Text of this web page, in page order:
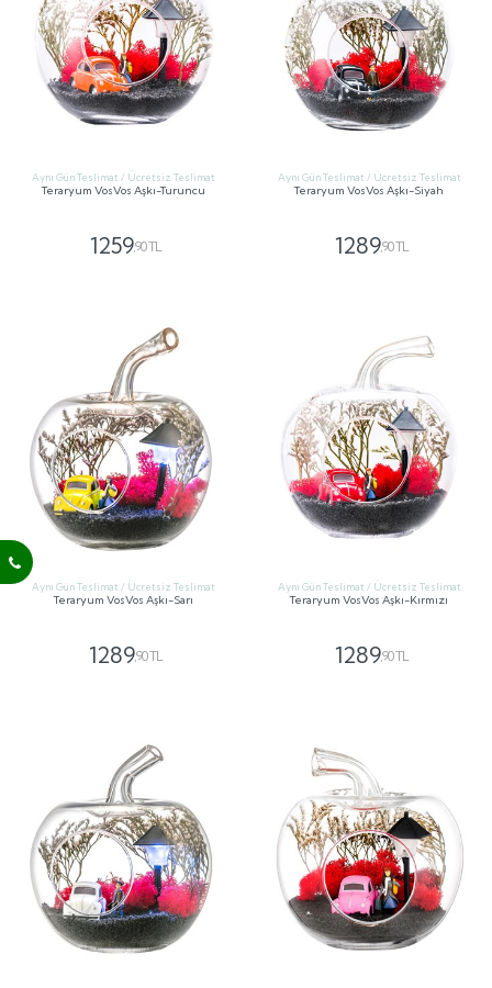
Aynı Gün Teslimat / Ücretsiz Teslimat
Teraryum VosVos Aşkı-Turuncu
1259,90 TL
Aynı Gün Teslimat / Ücretsiz Teslimat
Teraryum VosVos Aşkı-Siyah
1289,90 TL
Aynı Gün Teslimat / Ücretsiz Teslimat
Teraryum VosVos Aşkı-Sarı
1289,90 TL
Aynı Gün Teslimat / Ücretsiz Teslimat
Teraryum VosVos Aşkı-Kırmızı
1289,90 TL